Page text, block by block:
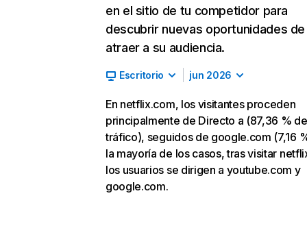
en el sitio de tu competidor para
descubrir nuevas oportunidades de
atraer a su audiencia.
Escritorio jun 2026
En netflix.com, los visitantes proceden
principalmente de Directo a (87,36 % de
tráfico), seguidos de google.com (7,16
la mayoría de los casos, tras visitar
los usuarios se dirigen a youtube.com y
google.com.